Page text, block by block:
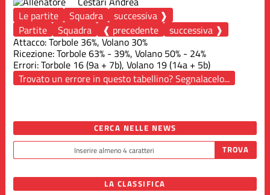
Le partite
Squadra
successiva ❱
Partite
Squadra ❰ precedente
successiva ❱
Attacco: Torbole 36%, Volano 30%
Ricezione: Torbole 63% - 39%, Volano 50% - 24%
Errori: Torbole 16 (9a + 7b), Volano 19 (14a + 5b)
Trovato un errore in questo tabellino? Segnalacelo...
CERCA NELLE NEWS
LA CLASSIFICA